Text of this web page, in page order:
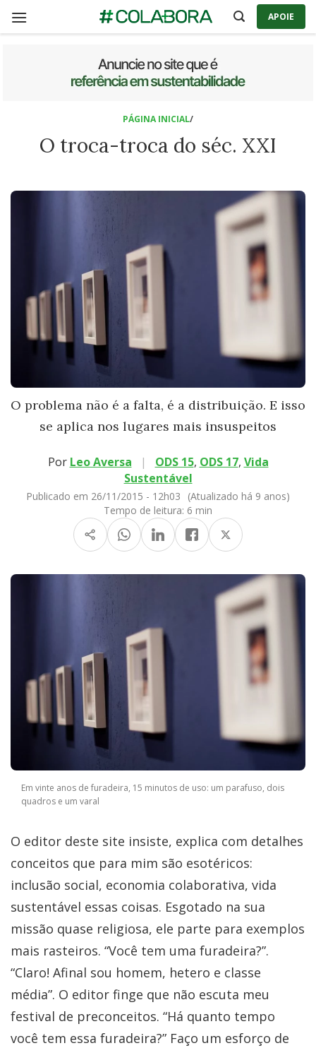
APOIE
PÁGINA INICIAL/
O troca-troca do séc. XXI
O problema não é a falta, é a distribuição. E isso
se aplica nos lugares mais insuspeitos
Por Leo Aversa | ODS 15, ODS 17, Vida
Sustentável
Publicado em 26/11/2015 - 12h03
(Atualizado há 9 anos)
Tempo de leitura: 6 min
Em vinte anos de furadeira, 15 minutos de uso: um parafuso, dois
quadros e um varal
O editor deste site insiste, explica com detalhes
conceitos que para mim são esotéricos:
inclusão social, economia colaborativa, vida
sustentável essas coisas. Esgotado na sua
missão quase religiosa, ele parte para exemplos
mais rasteiros. “Você tem uma furadeira?”.
“Claro! Afinal sou homem, hetero e classe
média”. O editor finge que não escuta meu
festival de preconceitos. “Há quanto tempo
você tem essa furadeira?” Faço um esforço de